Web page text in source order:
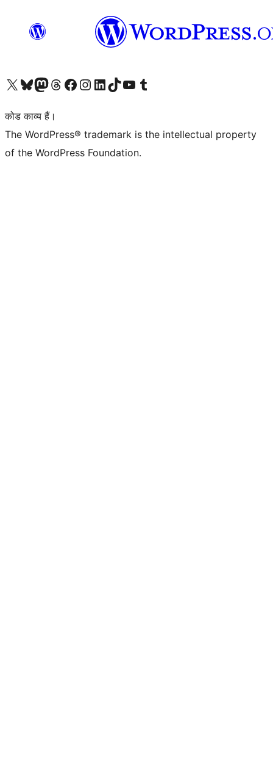
Visit our X (formerly Twitter) account
हमारे बलुस्की खाते पर जाएँVisit our Mastodon account
हमारे थ्रेड्स अकाउंट पर जाएंहमारे फेसबुक पेज पर जाएँहमारे इंस्टाग्राम अकाउंट पर जाएंहमारे लिंक्डइन खाते पर जाएँहमारे टिकटॉक खाते पर जाएँहमारे यूट्यूब चैनल पर जाएंहमारे Tumblr खाते पर जाएँ
कोड काव्य हैं।
The WordPress® trademark is the intellectual property
of the WordPress Foundation.